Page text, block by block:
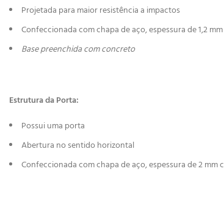
Projetada para maior resistência a impactos
Confeccionada com chapa de aço, espessura de 1,2 mm
Base preenchida com concreto
Estrutura da Porta:
Possui uma porta
Abertura no sentido horizontal
Confeccionada com chapa de aço, espessura de 2